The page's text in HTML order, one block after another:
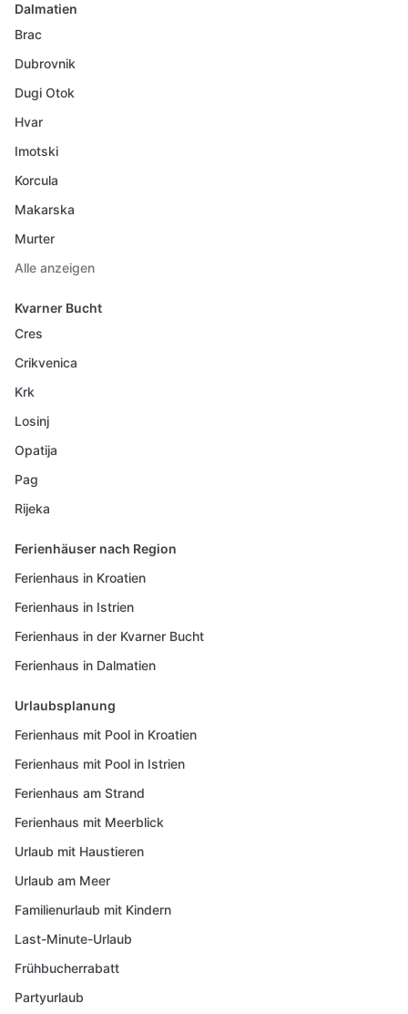
Dalmatien
Brac
Dubrovnik
Dugi Otok
Hvar
Imotski
Korcula
Makarska
Murter
Alle anzeigen
Kvarner Bucht
Cres
Crikvenica
Krk
Losinj
Opatija
Pag
Rijeka
Ferienhäuser nach Region
Ferienhaus in Kroatien
Ferienhaus in Istrien
Ferienhaus in der Kvarner Bucht
Ferienhaus in Dalmatien
Urlaubsplanung
Ferienhaus mit Pool in Kroatien
Ferienhaus mit Pool in Istrien
Ferienhaus am Strand
Ferienhaus mit Meerblick
Urlaub mit Haustieren
Urlaub am Meer
Familienurlaub mit Kindern
Last-Minute-Urlaub
Frühbucherrabatt
Partyurlaub